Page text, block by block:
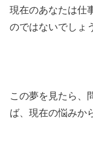
現在のあなたは仕
のではないでしょ
この夢を見たら、
ば、現在の悩みか